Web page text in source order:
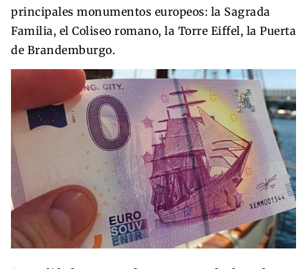
principales monumentos europeos: la Sagrada
Familia, el Coliseo romano, la Torre Eiffel, la Puerta
de Brandemburgo.